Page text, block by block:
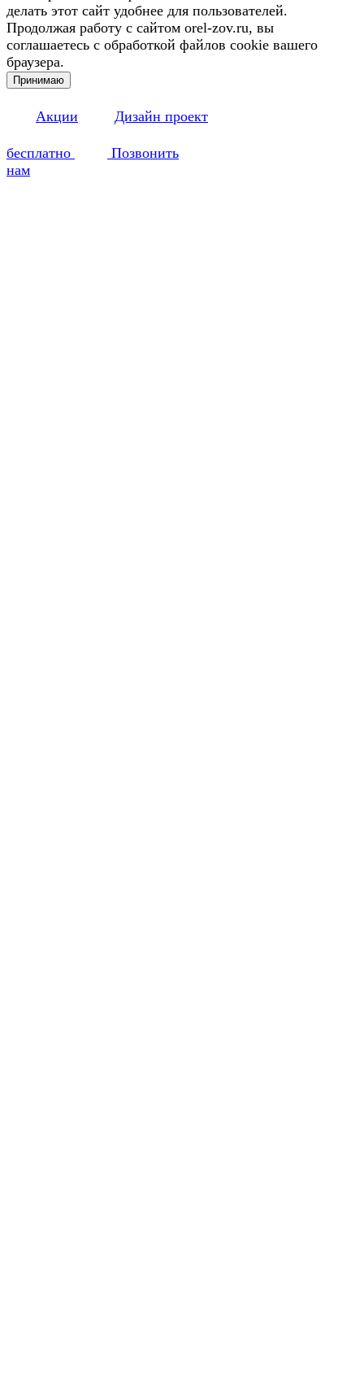
делать этот сайт удобнее для пользователей.
Продолжая работу с сайтом orel-zov.ru, вы
соглашаетесь с обработкой файлов cookie вашего
браузера.
Принимаю
Акции Дизайн проект
бесплатно
Позвонить
нам